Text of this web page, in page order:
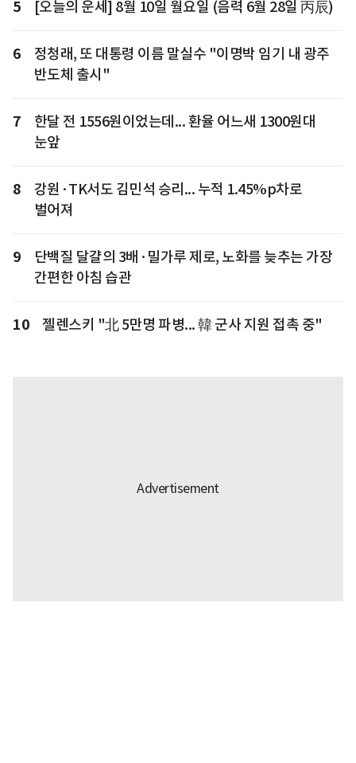
5 [오늘의 운세] 8월 10일 월요일 (음력 6월 28일 丙辰)
6
정청래, 또 대통령 이름 말실수 "이명박 임기 내 광주
반도체 출시"
7
한달 전 1556원이었는데... 환율 어느새 1300원대
눈앞
8
강원·TK서도 김민석 승리... 누적 1.45%p차로
벌어져
9
단백질 달걀의 3배·밀가루 제로, 노화를 늦추는 가장
간편한 아침 습관
10 젤렌스키 "北 5만명 파병... 韓 군사 지원 접촉 중"